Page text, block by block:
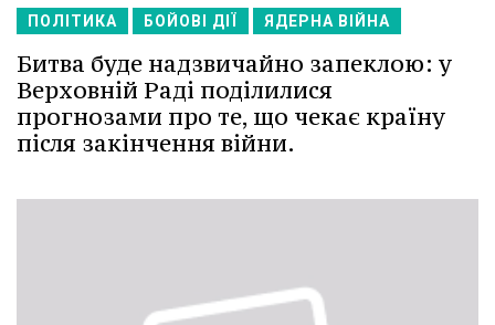
ПОЛІТИКА БОЙОВІ ДІЇ ЯДЕРНА ВІЙНА
Битва буде надзвичайно запеклою: у
Верховній Раді поділилися
прогнозами про те, що чекає країну
після закінчення війни.